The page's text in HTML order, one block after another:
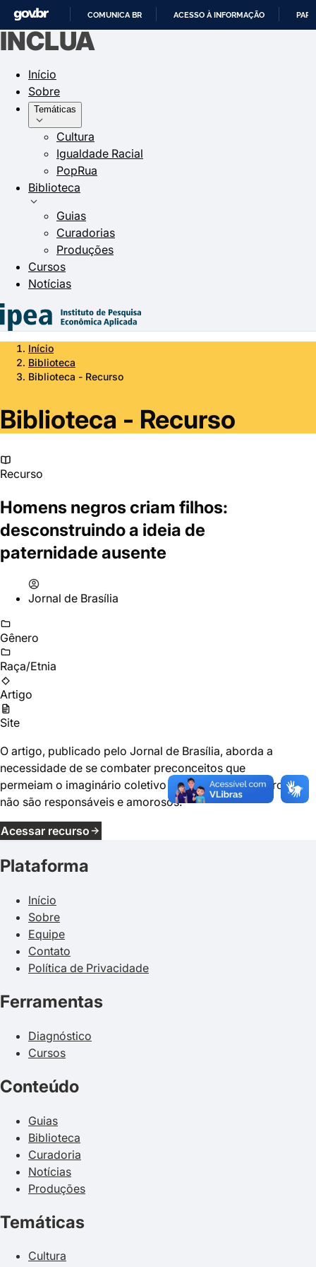
COMUNICA BR ACESSO À INFORMAÇÃO
INCLUA
Início
Sobre
Temáticas
Cultura
Igualdade Racial
PopRua
Biblioteca
Guias
Curadorias
Produções
Cursos
Notícias
Início
Biblioteca
Biblioteca - Recurso
Biblioteca - Recurso
Recurso
Homens negros criam filhos:
desconstruindo a ideia de
paternidade ausente
Jornal de Brasília
Gênero
Raça/Etnia
Artigo
Site
O artigo, publicado pelo Jornal de Brasília, aborda a
necessidade de se combater preconceitos que
permeiam o imaginário coletivo de que homens negros
não são responsáveis e amorosos.
Acessar recurso
Plataforma
Início
Sobre
Equipe
Contato
Política de Privacidade
Ferramentas
Diagnóstico
Cursos
Conteúdo
Guias
Biblioteca
Curadoria
Notícias
Produções
Temáticas
Cultura